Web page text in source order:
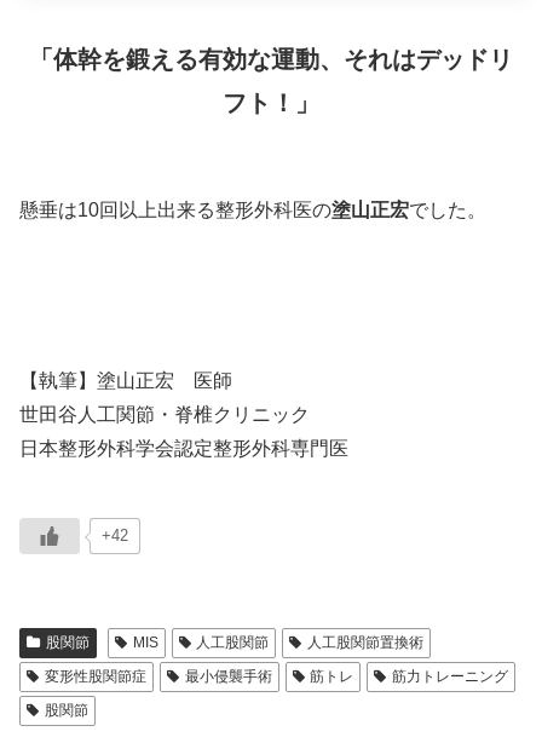
「体幹を鍛える有効な運動、それはデッドリ
フト！」
懸垂は10回以上出来る整形外科医の塗山正宏でした。
【執筆】塗山正宏 医師
世田谷人工関節・脊椎クリニック
日本整形外科学会認定整形外科専門医
+42
股関節 MIS 人工股関節
人工股関節置換術
変形性股関節症
最小侵襲手術 筋トレ
筋力トレーニング
股関節